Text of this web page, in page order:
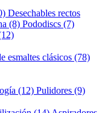
Desechables rectos
(8) Pododiscs (7)
esmaltes clásicos (78)
(12) Pulidores (9)